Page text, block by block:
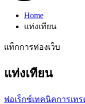
Home
แท่งเทียน
แท็กการท่องเว็บ
แท่งเทียน
ฟอเร็กซ์เทคนิคการเทร